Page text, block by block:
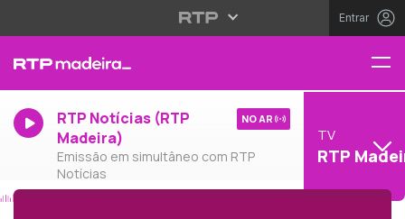
Entrar
RTP Notícias (RTP
Madeira)
Emissão em simultâneo com RTP
Notícias
NO AR
TV
RTP